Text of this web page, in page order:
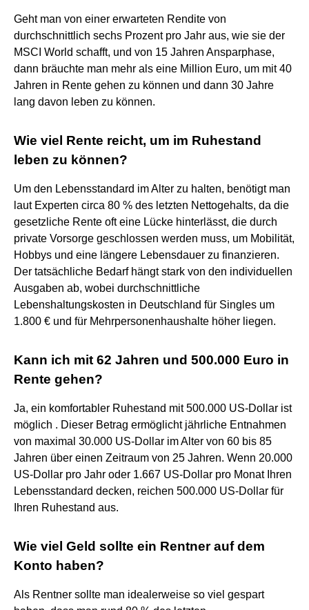
Geht man von einer erwarteten Rendite von
durchschnittlich sechs Prozent pro Jahr aus, wie sie der
MSCI World schafft, und von 15 Jahren Ansparphase,
dann bräuchte man mehr als eine Million Euro, um mit 40
Jahren in Rente gehen zu können und dann 30 Jahre
lang davon leben zu können.
Wie viel Rente reicht, um im Ruhestand
leben zu können?
Um den Lebensstandard im Alter zu halten, benötigt man
laut Experten circa 80 % des letzten Nettogehalts, da die
gesetzliche Rente oft eine Lücke hinterlässt, die durch
private Vorsorge geschlossen werden muss, um Mobilität,
Hobbys und eine längere Lebensdauer zu finanzieren.
Der tatsächliche Bedarf hängt stark von den individuellen
Ausgaben ab, wobei durchschnittliche
Lebenshaltungskosten in Deutschland für Singles um
1.800 € und für Mehrpersonenhaushalte höher liegen.
Kann ich mit 62 Jahren und 500.000 Euro in
Rente gehen?
Ja, ein komfortabler Ruhestand mit 500.000 US-Dollar ist
möglich . Dieser Betrag ermöglicht jährliche Entnahmen
von maximal 30.000 US-Dollar im Alter von 60 bis 85
Jahren über einen Zeitraum von 25 Jahren. Wenn 20.000
US-Dollar pro Jahr oder 1.667 US-Dollar pro Monat Ihren
Lebensstandard decken, reichen 500.000 US-Dollar für
Ihren Ruhestand aus.
Wie viel Geld sollte ein Rentner auf dem
Konto haben?
Als Rentner sollte man idealerweise so viel gespart